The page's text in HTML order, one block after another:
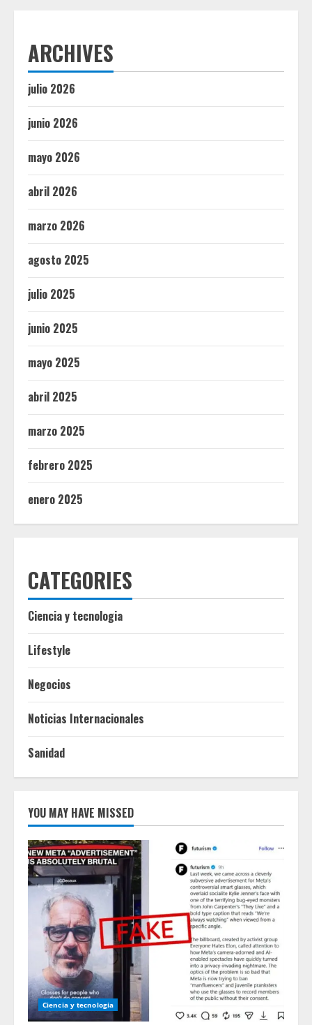
ARCHIVES
julio 2026
junio 2026
mayo 2026
abril 2026
marzo 2026
agosto 2025
julio 2025
junio 2025
mayo 2025
abril 2025
marzo 2025
febrero 2025
enero 2025
CATEGORIES
Ciencia y tecnologia
Lifestyle
Negocios
Noticias Internacionales
Sanidad
YOU MAY HAVE MISSED
Ciencia y tecnologia